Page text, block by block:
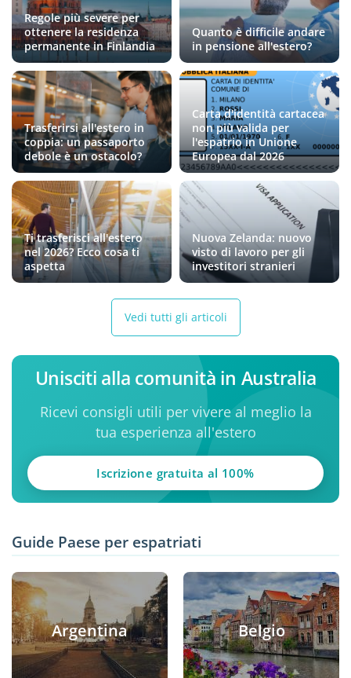
Regole più severe per
ottenere la residenza
permanente in Finlandia
Quanto è difficile andare
in pensione all'estero?
Trasferirsi all'estero in
coppia: un passaporto
debole è un ostacolo?
Carta d'identità cartacea
non più valida per
l'espatrio in Unione
Europea dal 2026
Ti trasferisci all'estero
nel 2026? Ecco cosa ti
aspetta
Nuova Zelanda: nuovo
visto di lavoro per gli
investitori stranieri
Vedi tutti gli articoli
Unisciti alla comunità in Australia
Ricevi consigli utili per vivere al meglio la
tua esperienza all'estero
Iscrizione gratuita al 100%
Guide Paese per espatriati
Argentina Belgio